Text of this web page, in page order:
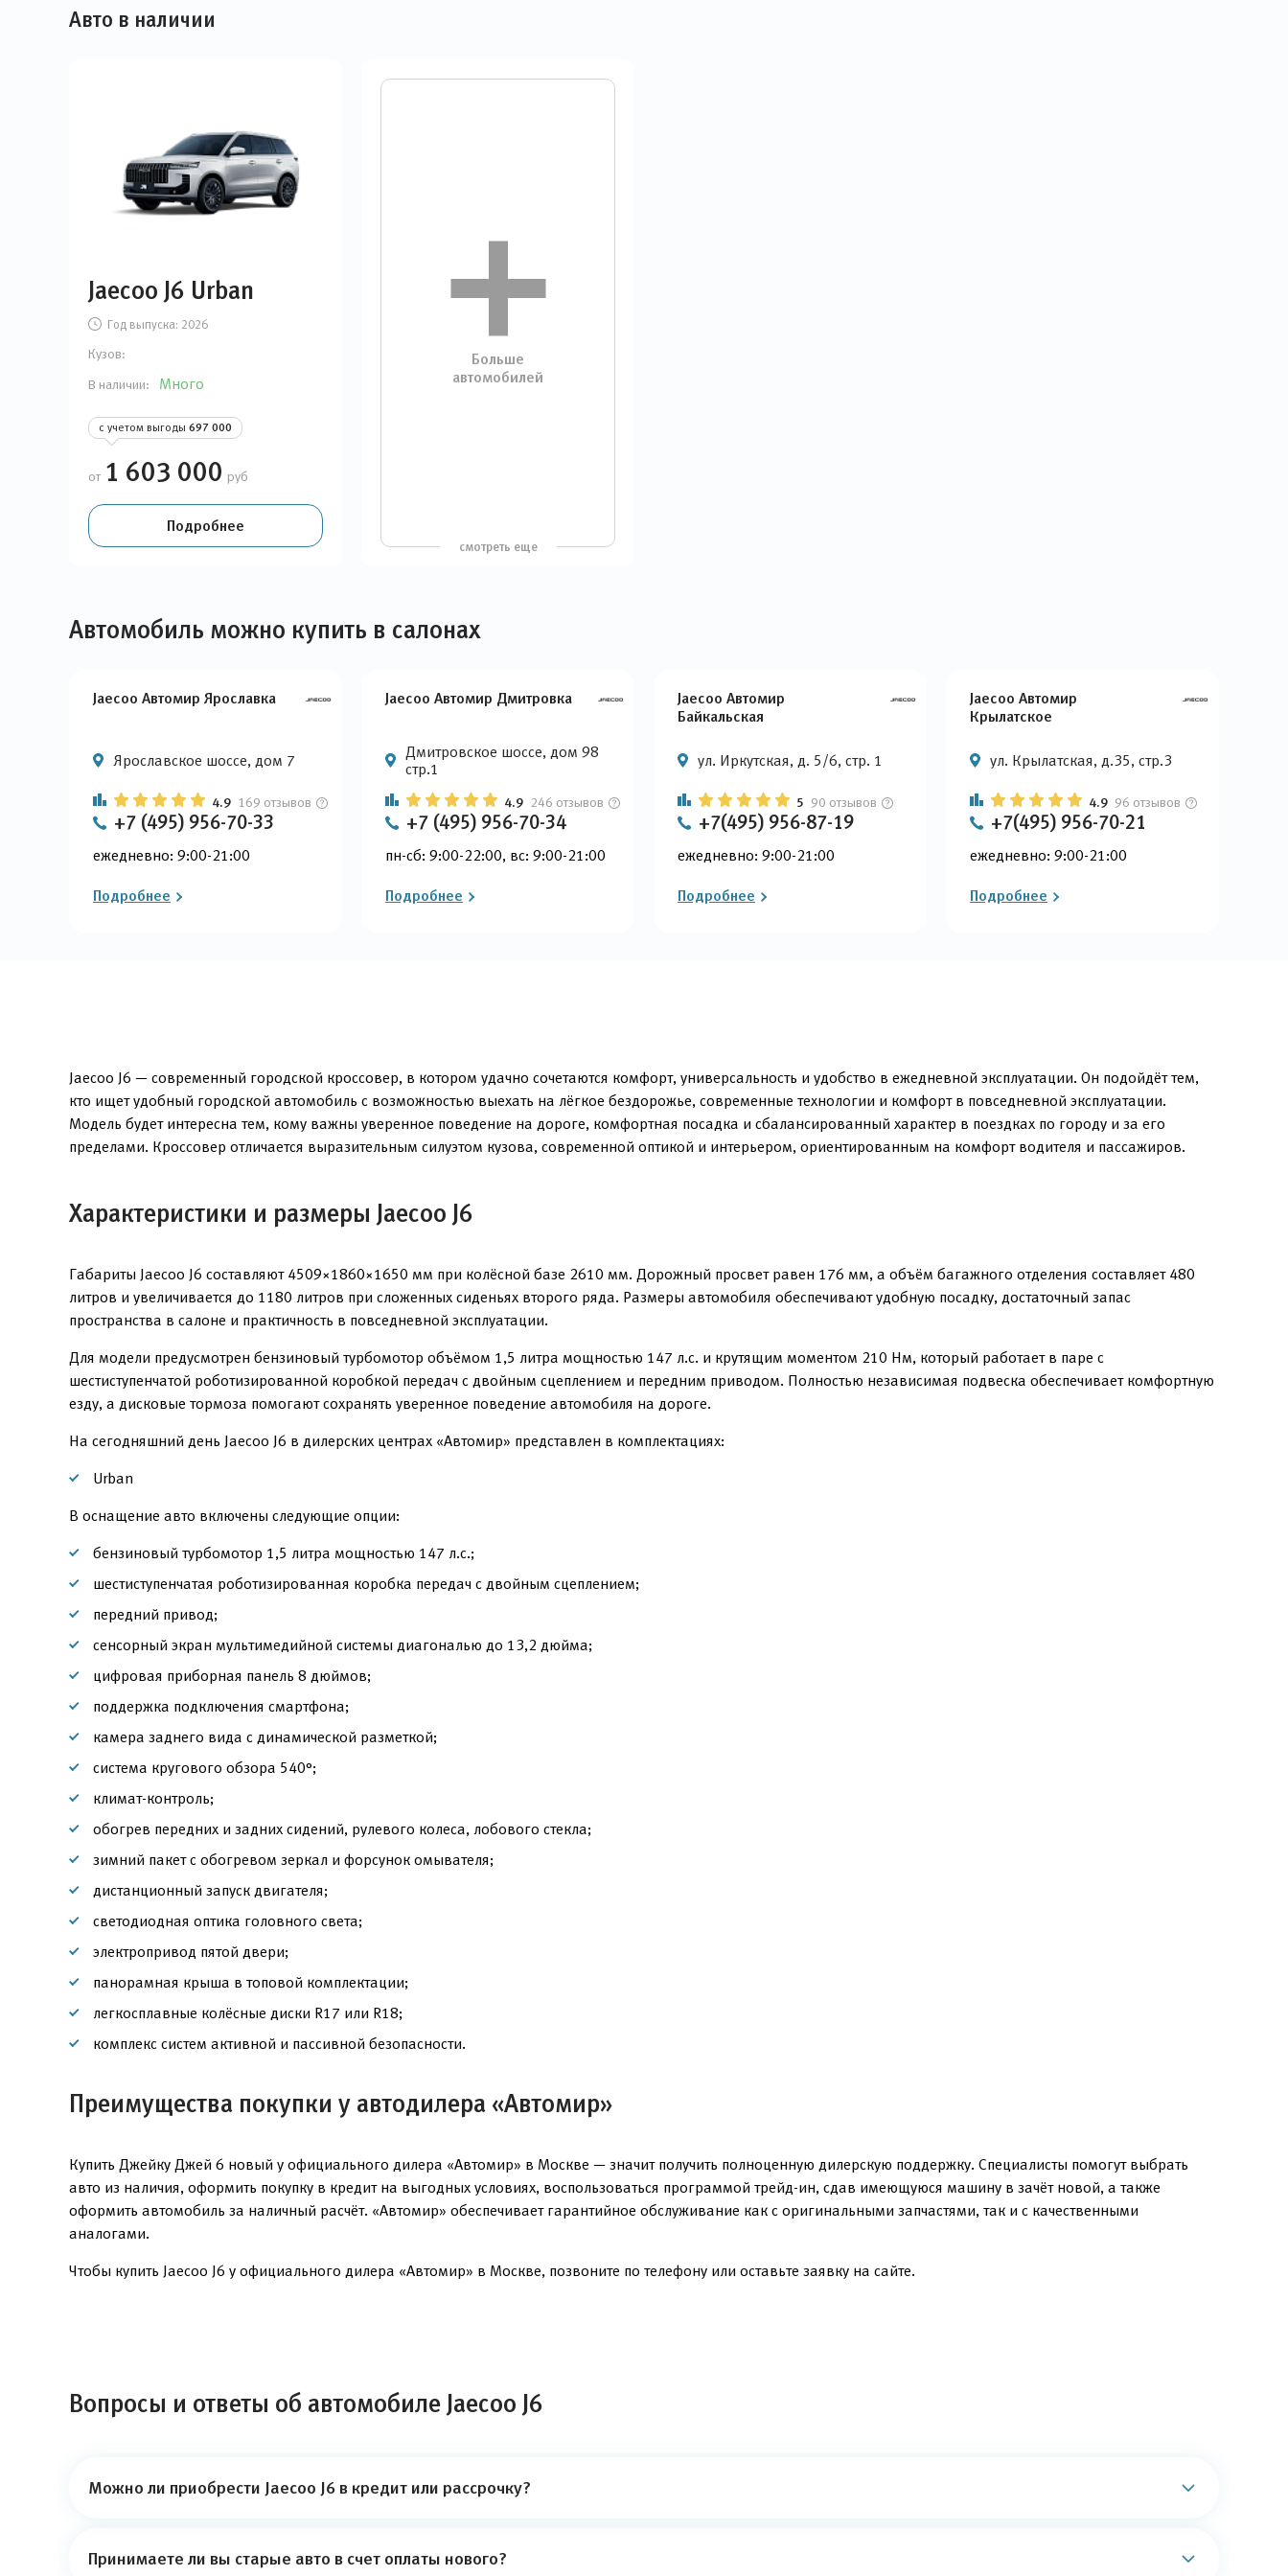
Авто в наличии
Jaecoo J6 Urban
Год выпуска: 2026
Кузов:
В наличии:
Много
с учетом выгоды 697 000
от 1 603 000 руб
Подробнее
Больше
автомобилей
смотреть еще
Автомобиль можно купить в салонах
Jaecoo Автомир Ярославка
Ярославское шоссе, дом 7
4.9 169 отзывов
+7 (495) 956-70-33
ежедневно: 9:00-21:00
Подробнее
Jaecoo Автомир Дмитровка
Дмитровское шоссе, дом 98
стр.1
4.9 246 отзывов
+7 (495) 956-70-34
пн-сб: 9:00-22:00, вс: 9:00-21:00
Подробнее
Jaecoo Автомир
Байкальская
ул. Иркутская, д. 5/6, стр. 1
5 90 отзывов
+7(495) 956-87-19
ежедневно: 9:00-21:00
Подробнее
Jaecoo Автомир
Крылатское
ул. Крылатская, д.35, стр.3
4.9 96 отзывов
+7(495) 956-70-21
ежедневно: 9:00-21:00
Подробнее
Jaecoo J6 — современный городской кроссовер, в котором удачно сочетаются комфорт, универсальность и удобство в ежедневной эксплуатации. Он подойдёт тем,
кто ищет удобный городской автомобиль с возможностью выехать на лёгкое бездорожье, современные технологии и комфорт в повседневной эксплуатации.
Модель будет интересна тем, кому важны уверенное поведение на дороге, комфортная посадка и сбалансированный характер в поездках по городу и за его
пределами. Кроссовер отличается выразительным силуэтом кузова, современной оптикой и интерьером, ориентированным на комфорт водителя и пассажиров.
Характеристики и размеры Jaecoo J6
Габариты Jaecoo J6 составляют 4509×1860×1650 мм при колёсной базе 2610 мм. Дорожный просвет равен 176 мм, а объём багажного отделения составляет 480
литров и увеличивается до 1180 литров при сложенных сиденьях второго ряда. Размеры автомобиля обеспечивают удобную посадку, достаточный запас
пространства в салоне и практичность в повседневной эксплуатации.
Для модели предусмотрен бензиновый турбомотор объёмом 1,5 литра мощностью 147 л.с. и крутящим моментом 210 Нм, который работает в паре с
шестиступенчатой роботизированной коробкой передач с двойным сцеплением и передним приводом. Полностью независимая подвеска обеспечивает комфортную
езду, а дисковые тормоза помогают сохранять уверенное поведение автомобиля на дороге.
На сегодняшний день Jaecoo J6 в дилерских центрах «Автомир» представлен в комплектациях:
Urban
В оснащение авто включены следующие опции:
бензиновый турбомотор 1,5 литра мощностью 147 л.с.;
шестиступенчатая роботизированная коробка передач с двойным сцеплением;
передний привод;
сенсорный экран мультимедийной системы диагональю до 13,2 дюйма;
цифровая приборная панель 8 дюймов;
поддержка подключения смартфона;
камера заднего вида с динамической разметкой;
система кругового обзора 540°;
климат-контроль;
обогрев передних и задних сидений, рулевого колеса, лобового стекла;
зимний пакет с обогревом зеркал и форсунок омывателя;
дистанционный запуск двигателя;
светодиодная оптика головного света;
электропривод пятой двери;
панорамная крыша в топовой комплектации;
легкосплавные колёсные диски R17 или R18;
комплекс систем активной и пассивной безопасности.
Преимущества покупки у автодилера «Автомир»
Купить Джейку Джей 6 новый у официального дилера «Автомир» в Москве — значит получить полноценную дилерскую поддержку. Специалисты помогут выбрать
авто из наличия, оформить покупку в кредит на выгодных условиях, воспользоваться программой трейд-ин, сдав имеющуюся машину в зачёт новой, а также
оформить автомобиль за наличный расчёт. «Автомир» обеспечивает гарантийное обслуживание как с оригинальными запчастями, так и с качественными
аналогами.
Чтобы купить Jaecoo J6 у официального дилера «Автомир» в Москве, позвоните по телефону или оставьте заявку на сайте.
Вопросы и ответы об автомобиле Jaecoo J6
Можно ли приобрести Jaecoo J6 в кредит или рассрочку?
Принимаете ли вы старые авто в счет оплаты нового?